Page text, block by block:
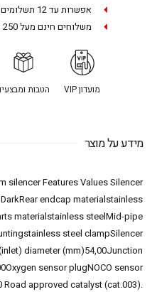
אפשרות עד 12 תשלומים ללא ריבית
משלוחים חינם מעל 250 ש״ח
מועדון VIP הטבות
מידע על מוצר
silencer Features Values Silencer
endcap materialstainless
materialstainless steelMid-pipe
steel clampSilencer
diameter (mm)54,00Junction
sensor plugNOCO sensor
approved catalyst (cat.003).